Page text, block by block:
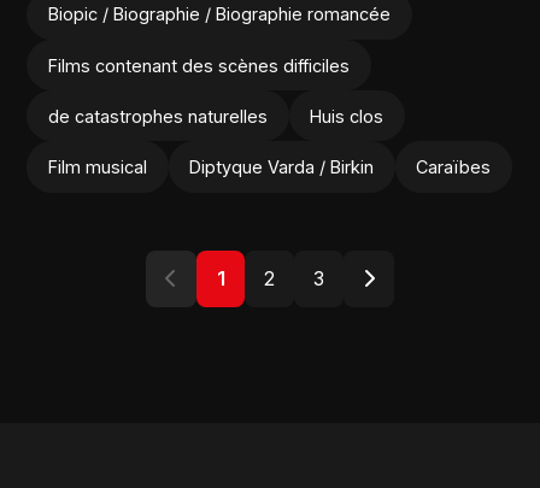
Biopic / Biographie / Biographie romancée
Films contenant des scènes difficiles
de catastrophes naturelles Huis clos
Film musical Diptyque Varda / Birkin Caraïbes
1 2 3